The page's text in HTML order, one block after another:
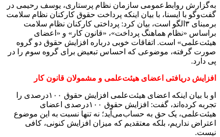
به‌گزارش روابط‌عمومی سازمان نظام پرستاری، یوسف رحیمی در
گفت‌وگو با ایسنا، با بیان اینکه پرداخت حقوق کارکنان نظام سلامت
برمبنای ۳الگو است، بیان کرد: پرداختی کارکنان نظام سلامت
براساس «نظام هماهنگ پرداخت»، «قانون کار» و «اعضای
هیئت‌علمی» است. اتفاقات خوبی درباره افزایش حقوق دو گروه
صورت گرفته، موضوعی که احساس تبعیض برای گروه سوم را در
پی دارد.
افزایش دریافتی اعضای هیئت‌علمی و مشمولان قانون کار
او با بیان اینکه اعضای هیئت‌علمی افزایش حقوق ۱۰۰درصدی را
تجربه کرده‌اند، گفت: افزایش حقوق ۱۰۰درصدی اعضای
هیئت‌علمی، یک حق به حساب‌می‌آید؛ نه تنها نسبت به این موضوع
اعتراض نداریم، بلکه معتقدیم که میزان افزایش کنونی، کافی
نیست.